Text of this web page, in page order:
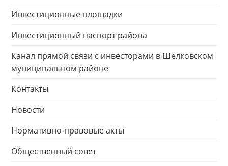
Инвестиционные площадки
Инвестиционный паспорт района
Канал прямой связи с инвесторами в Шелковском
муниципальном районе
Контакты
Новости
Нормативно-правовые акты
Общественный совет